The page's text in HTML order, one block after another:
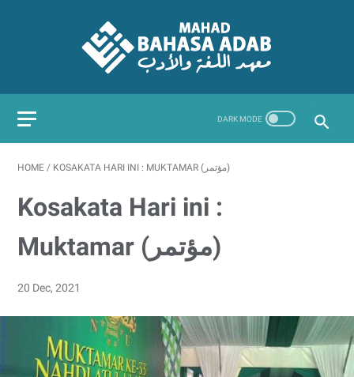
HOME / KOSAKATA HARI INI : MUKTAMAR (مؤتمر)
Kosakata Hari ini :
Muktamar (مؤتمر)
20 Dec, 2021